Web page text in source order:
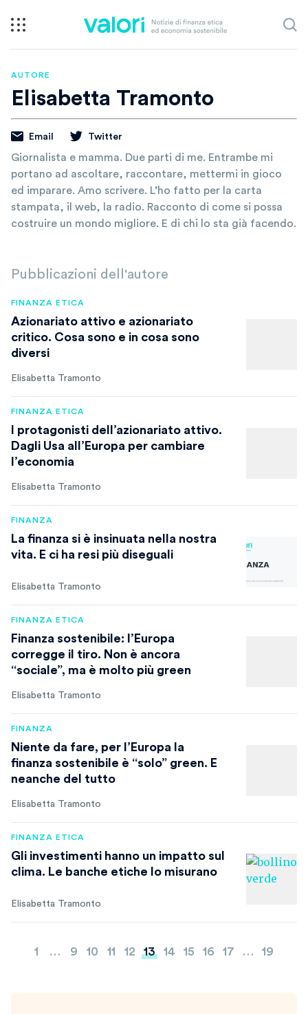
AUTORE
Elisabetta Tramonto
Email Twitter
Giornalista e mamma. Due parti di me. Entrambe mi
portano ad ascoltare, raccontare, mettermi in gioco
ed imparare. Amo scrivere. L’ho fatto per la carta
stampata, il web, la radio. Racconto di come si possa
costruire un mondo migliore. E di chi lo sta già facendo.
Pubblicazioni dell'autore
FINANZA ETICA
Azionariato attivo e azionariato
critico. Cosa sono e in cosa sono
diversi
Elisabetta Tramonto
FINANZA ETICA
I protagonisti dell’azionariato attivo.
Dagli Usa all’Europa per cambiare
l’economia
Elisabetta Tramonto
FINANZA
La finanza si è insinuata nella nostra
vita. E ci ha resi più diseguali
Elisabetta Tramonto
FINANZA ETICA
Finanza sostenibile: l’Europa
corregge il tiro. Non è ancora
“sociale”, ma è molto più green
Elisabetta Tramonto
FINANZA
Niente da fare, per l’Europa la
finanza sostenibile è “solo” green. E
neanche del tutto
Elisabetta Tramonto
FINANZA ETICA
Gli investimenti hanno un impatto sul
clima. Le banche etiche lo misurano
Elisabetta Tramonto
Paginazione
1 … 9 10 11 12 13 14 15 16 17 … 19